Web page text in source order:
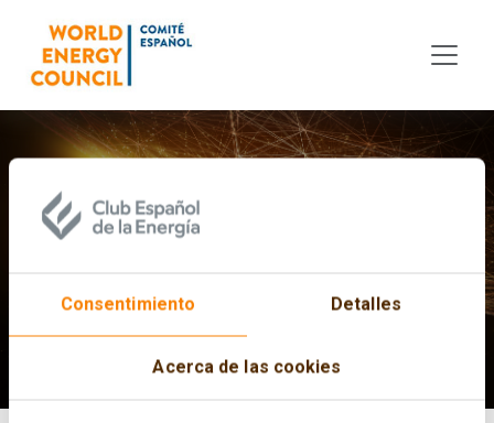
Consentimiento Detalles
Acerca de las cookies
World Energy Pulse